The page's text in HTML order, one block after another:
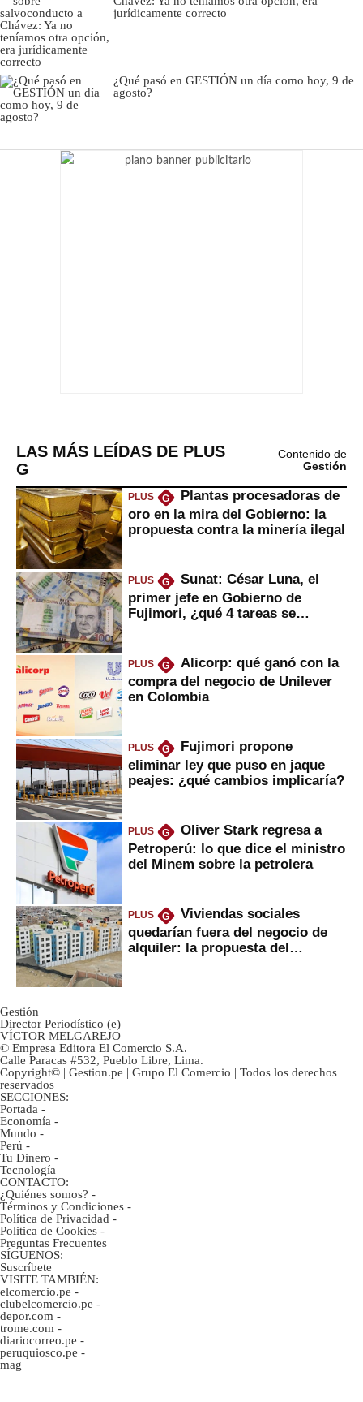
jurídicamente correcto
¿Qué pasó en GESTIÓN un día como hoy, 9 de
agosto?
LAS MÁS LEÍDAS DE PLUS
G
Contenido de
Gestión
PLUS G
Plantas procesadoras de
oro en la mira del Gobierno: la
propuesta contra la minería ilegal
PLUS G
Sunat: César Luna, el
primer jefe en Gobierno de
Fujimori, ¿qué 4 tareas se
PLUS G
Alicorp: qué ganó con la
compra del negocio de Unilever
en Colombia
PLUS G
Fujimori propone
eliminar ley que puso en jaque
peajes: ¿qué cambios implicaría?
PLUS G
Oliver Stark regresa a
Petroperú: lo que dice el ministro
del Minem sobre la petrolera
PLUS G
Viviendas sociales
quedarían fuera del negocio de
alquiler: la propuesta del
Gestión
Director Periodístico (e)
VÍCTOR MELGAREJO
© Empresa Editora El Comercio S.A.
Calle Paracas #532, Pueblo Libre, Lima.
Copyright© | Gestion.pe | Grupo El Comercio | Todos los derechos
reservados
SECCIONES:
Portada -
Economía -
Mundo -
Perú -
Tu Dinero -
Tecnología
CONTACTO:
¿Quiénes somos? -
Términos y Condiciones -
Política de Privacidad -
Politica de Cookies -
Preguntas Frecuentes
SÍGUENOS:
Suscríbete
VISITE TAMBIÉN:
elcomercio.pe -
clubelcomercio.pe -
depor.com -
trome.com -
diariocorreo.pe -
peruquiosco.pe -
mag